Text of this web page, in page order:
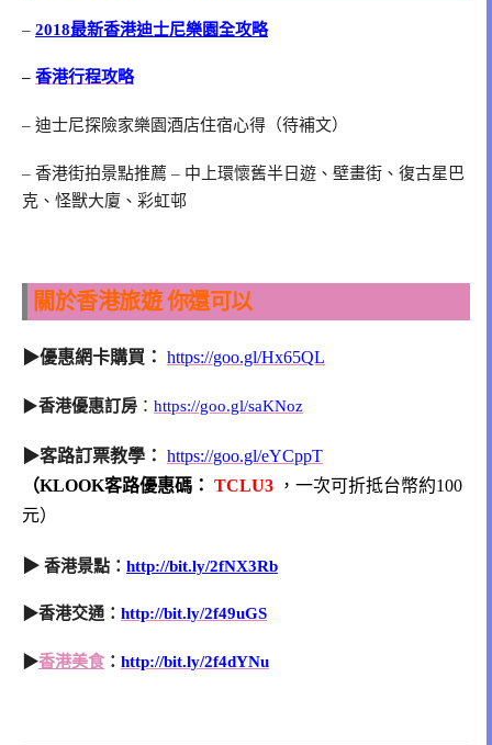
– 2018最新香港迪士尼樂園全攻略
– 香港行程攻略
– 迪士尼探險家樂園酒店住宿心得（待補文）
– 香港街拍景點推薦 – 中上環懷舊半日遊、壁畫街、復古星巴
克、怪獸大廈、彩虹邨
關於香港旅遊 你還可以
▶優惠網卡購買： https://goo.gl/Hx65QL
▶香港優惠訂房 ： https://goo.gl/saKNoz
▶客路訂票教學： https://goo.gl/eYCppT
（KLOOK客路優惠碼： TCLU3 ，一次可折抵台幣約100
元）
▶ 香港景點： http://bit.ly/2fNX3Rb
▶香港交通： http://bit.ly/2f49uGS
▶香港美食 ： http://bit.ly/2f4dYNu